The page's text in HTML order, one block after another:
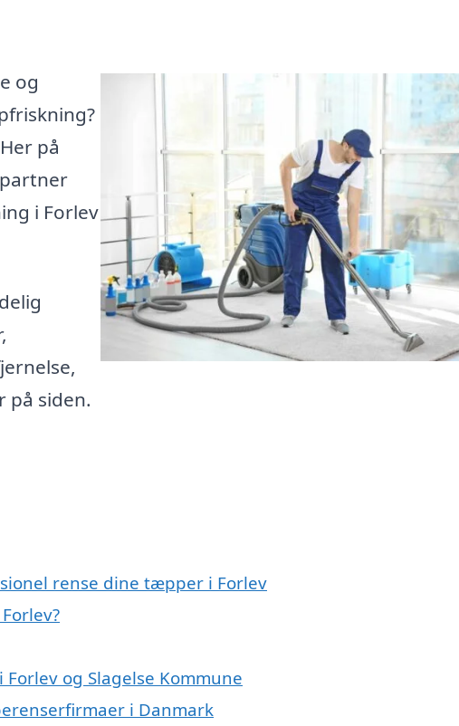
og
på
i Forlev
på siden.
rense dine tæpper i Forlev
og Slagelse Kommune
i Danmark